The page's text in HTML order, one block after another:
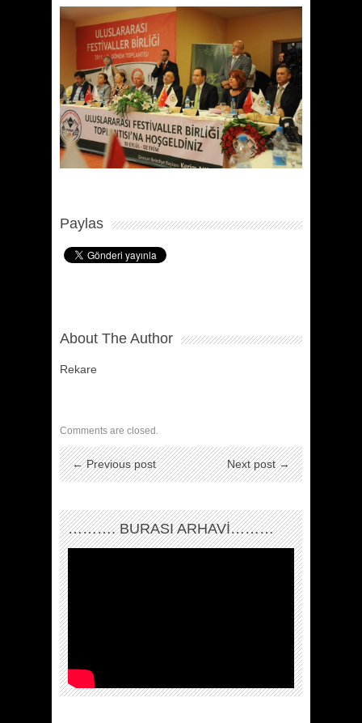
Paylas
About The Author
Rekare
Comments are closed.
← Previous post Next post →
………. BURASI ARHAVİ………